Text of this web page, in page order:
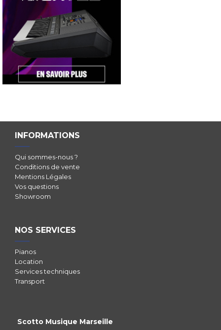
INFORMATIONS
Qui sommes-nous ?
Conditions de vente
Mentions Légales
Vos questions
Showroom
NOS SERVICES
Pianos
Location
Services techniques
Transport
Scotto Musique Marseille